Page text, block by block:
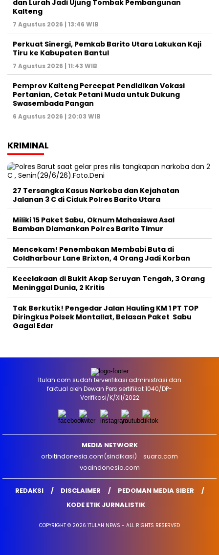
dan Lurah Jadi Ujung Tombak Pembangunan
Kalteng
7 Agustus 2026 | 13:46 WIB
Perkuat Sinergi, Pemkab Barito Utara Lakukan Kaji
Tiru ke Kabupaten Bantul
7 Agustus 2026 | 11:43 WIB
Pemprov Kalteng Percepat Pendidikan Vokasi
Pertanian, Cetak Petani Muda untuk Dukung
Swasembada Pangan
6 Agustus 2026 | 20:03 WIB
KRIMINAL
27 Tersangka Kasus Narkoba dan Kejahatan
Jalanan 3 C di Ciduk Polres Barito Utara
Miliki 15 Paket Sabu, Oknum Mahasiswa Asal
Bamban Diamankan Polres Barito Timur
Mencekam! Penembakan Membabi Buta di
Coldharbour Lane Brixton, 4 Orang Jadi Korban
Kecelakaan di Bukit Akap Seruyan Tengah, 3 Orang
Meninggal Dunia, 2 Kritis
Tak Berkutik! Pengedar Jalan Hauling KM 1 PT TOP
Diringkus Polsek Montallat, Belasan Paket Sabu
Gagal Edar
1tulah.com sudah terverifikasi administrasi dan
faktual oleh Dewan Pers sertifikat 1040/DP-
Verifikasi/K/XII/2022
MEDIA NETWORK
orbitindonesia.com(sindikasi)
suara.com
voaindonesia.com
REDAKSI DISCLAIMER
PEDOMAN MEDIA SIBER
KODE ETIK JURNALISTIK
COPYRIGHT © 2026 1TULAH NEWS - ALL RIGHTS RESERVED